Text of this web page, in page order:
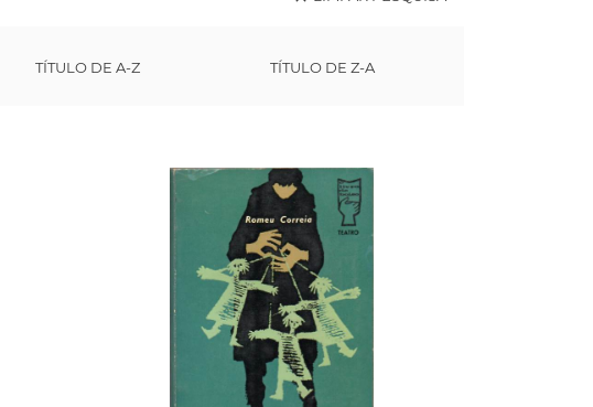
TÍTULO DE A-Z TÍTULO DE Z-A